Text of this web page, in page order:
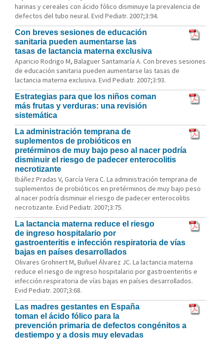
harinas y cereales con ácido fólico disminuye la prevalencia de
defectos del tubo neural. Evid Pediatr. 2007;3:94.
Con breves sesiones de educación
sanitaria pueden aumentarse las
tasas de lactancia materna exclusiva
Aparicio Rodrigo M, Balaguer Santamaría A. Con breves sesiones
de educación sanitaria pueden aumentarse las tasas de
lactancia materna exclusiva. Evid Pediatr. 2007;3:93.
Estrategias para que los niños coman
más frutas y verduras: una revisión
sistemática
La administración temprana de
suplementos de probióticos en
pretérminos de muy bajo peso al nacer podría
disminuir el riesgo de padecer enterocolitis
necrotizante
Ibáñez Pradas V, García Vera C. La administración temprana de
suplementos de probióticos en pretérminos de muy bajo peso
al nacer podría disminuir el riesgo de padecer enterocolitis
necrotizante. Evid Pediatr. 2007;3:75.
La lactancia materna reduce el riesgo
de ingreso hospitalario por
gastroenteritis e infección respiratoria de vías
bajas en países desarrollados
Olivares Grohnert M, Buñuel Álvarez JC. La lactancia materna
reduce el riesgo de ingreso hospitalario por gastroenteritis e
infección respiratoria de vías bajas en países desarrollados.
Evid Pediatr. 2007;3:68.
Las madres gestantes en España
toman el ácido fólico para la
prevención primaria de defectos congénitos a
destiempo y a dosis muy elevadas